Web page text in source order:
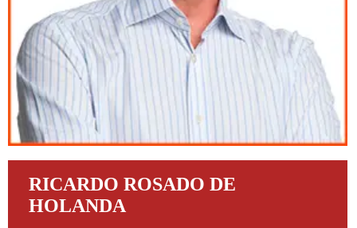
RICARDO ROSADO DE
HOLANDA